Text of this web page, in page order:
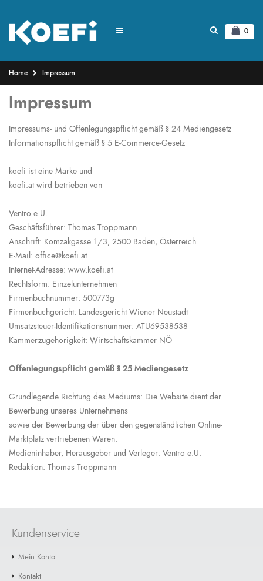
0
Home Impressum
Impressum
Impressums- und Offenlegungspflicht gemäß § 24 Mediengesetz
Informationspflicht gemäß § 5 E-Commerce-Gesetz
koefi ist eine Marke und
koefi.at wird betrieben von
Ventro e.U.
Geschäftsführer: Thomas Troppmann
Anschrift: Komzakgasse 1/3, 2500 Baden, Österreich
E-Mail: office@koefi.at
Internet-Adresse: www.koefi.at
Rechtsform: Einzelunternehmen
Firmenbuchnummer: 500773g
Firmenbuchgericht: Landesgericht Wiener Neustadt
Umsatzsteuer-Identifikationsnummer: ATU69538538
Kammerzugehörigkeit: Wirtschaftskammer NÖ
Offenlegungspflicht gemäß § 25 Mediengesetz
Grundlegende Richtung des Mediums: Die Website dient der
Bewerbung unseres Unternehmens
sowie der Bewerbung der über den gegenständlichen Online-
Marktplatz vertriebenen Waren.
Medieninhaber, Herausgeber und Verleger: Ventro e.U.
Redaktion: Thomas Troppmann
Kundenservice
Mein Konto
Kontakt